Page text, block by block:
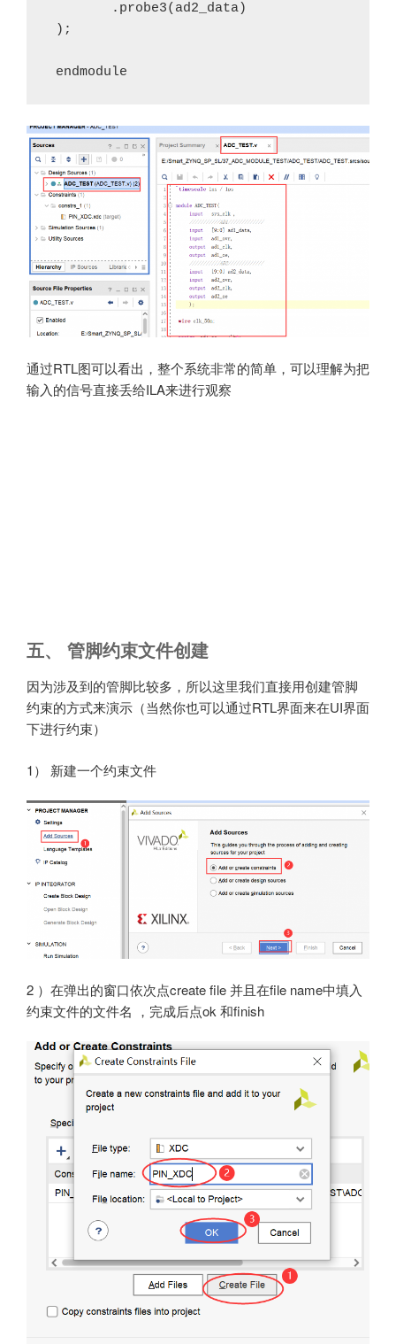
.probe3(ad2_data)
);
endmodule
通过RTL图可以看出，整个系统非常的简单，可以理解为把
输入的信号直接丢给ILA来进行观察
五、 管脚约束文件创建
因为涉及到的管脚比较多，所以这里我们直接用创建管脚
约束的方式来演示（当然你也可以通过RTL界面来在UI界面
下进行约束）
1） 新建一个约束文件
2 ）在弹出的窗口依次点create file 并且在file name中填入
约束文件的文件名 ，完成后点ok 和finish